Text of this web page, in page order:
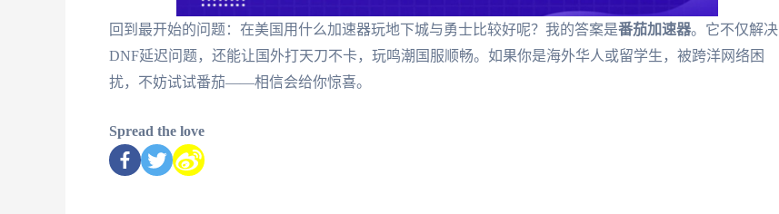
回到最开始的问题：在美国用什么加速器玩地下城与勇士比较好呢？我的答案是番茄加速器。它不仅解决
DNF延迟问题，还能让国外打天刀不卡，玩鸣潮国服顺畅。如果你是海外华人或留学生，被跨洋网络困
扰，不妨试试番茄——相信会给你惊喜。
Spread the love